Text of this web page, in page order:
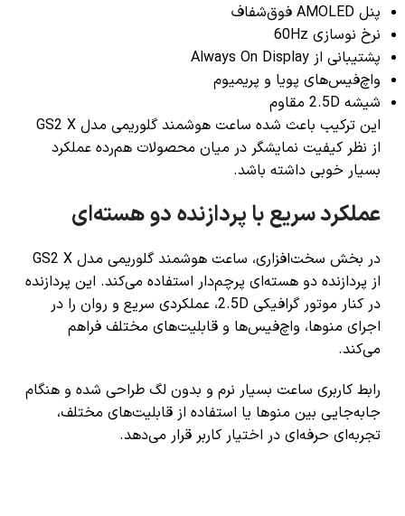
پنل AMOLED فوق‌شفاف
نرخ نوسازی 60Hz
پشتیبانی از Always On Display
واچ‌فیس‌های پویا و پریمیوم
شیشه 2.5D مقاوم
این ترکیب باعث شده ساعت هوشمند گلوریمی مدل GS2 X
از نظر کیفیت نمایشگر در میان محصولات هم‌رده عملکرد
بسیار خوبی داشته باشد.
عملکرد سریع با پردازنده دو هسته‌ای
در بخش سخت‌افزاری، ساعت هوشمند گلوریمی مدل GS2 X
از پردازنده دو هسته‌ای پرچم‌دار استفاده می‌کند. این پردازنده
در کنار موتور گرافیکی 2.5D، عملکردی سریع و روان را در
اجرای منوها، واچ‌فیس‌ها و قابلیت‌های مختلف فراهم
می‌کند.
رابط کاربری ساعت بسیار نرم و بدون لگ طراحی شده و هنگام
جابه‌جایی بین منوها یا استفاده از قابلیت‌های مختلف،
تجربه‌ای حرفه‌ای در اختیار کاربر قرار می‌دهد.